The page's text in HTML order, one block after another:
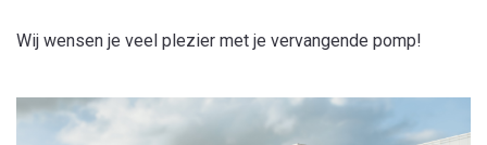
Wij wensen je veel plezier met je vervangende pomp!